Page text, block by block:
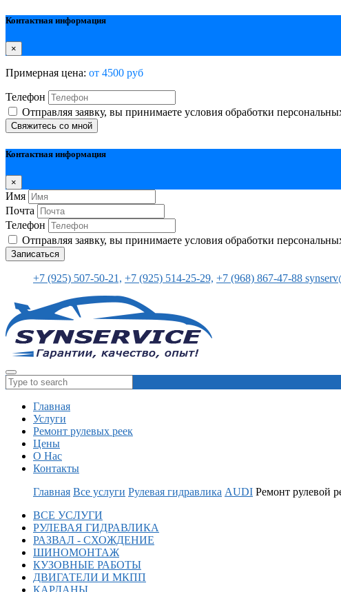
Контактная информация
×
Примерная цена: от 4500 руб
Телефон
Отправляя заявку, вы принимаете условия обработки
Свяжитесь со мной
Контактная информация
×
Имя
Почта
Телефон
Отправляя заявку, вы принимаете условия обработки
Записаться
+7 (925) 507-50-21, +7 (925) 514-25-29, +7 (968) 867-47-88
Главная
Услуги
Ремонт рулевых реек
Цены
О Нас
Контакты
Главная Все услуги Рулевая гидравлика AUDI Ремонт рулевой
ВСЕ УСЛУГИ
РУЛЕВАЯ ГИДРАВЛИКА
РАЗВАЛ - СХОЖДЕНИЕ
ШИНОМОНТАЖ
КУЗОВНЫЕ РАБОТЫ
ДВИГАТЕЛИ И МКПП
КАРДАНЫ